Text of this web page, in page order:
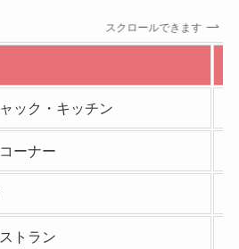
スクロールできます
ック・キッチン
ーナー
トラン